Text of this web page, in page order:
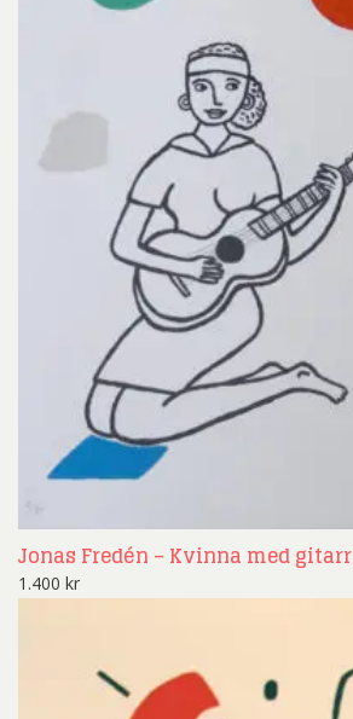
Jonas Fredén – Kvinna med gitarr
1.400 kr